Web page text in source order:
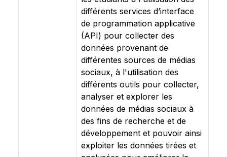
différents services d’interface
de programmation applicative
(API) pour collecter des
données provenant de
différentes sources de médias
sociaux, à l'utilisation des
différents outils pour collecter,
analyser et explorer les
données de médias sociaux à
des fins de recherche et de
développement et pouvoir ainsi
exploiter les données tirées et